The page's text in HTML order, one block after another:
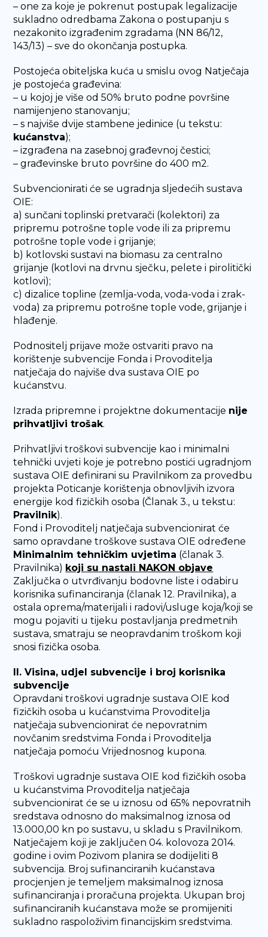
– one za koje je pokrenut postupak legalizacije
sukladno odredbama Zakona o postupanju s
nezakonito izgrađenim zgradama (NN 86/12,
143/13) – sve do okončanja postupka.
Postojeća obiteljska kuća u smislu ovog Natječaja
je postojeća građevina:
– u kojoj je više od 50% bruto podne površine
namijenjeno stanovanju;
– s najviše dvije stambene jedinice (u tekstu:
kućanstva);
– izgrađena na zasebnoj građevnoj čestici;
– građevinske bruto površine do 400 m2.
Subvencionirati će se ugradnja sljedećih sustava
OIE:
a) sunčani toplinski pretvarači (kolektori) za
pripremu potrošne tople vode ili za pripremu
potrošne tople vode i grijanje;
b) kotlovski sustavi na biomasu za centralno
grijanje (kotlovi na drvnu sječku, pelete i pirolitički
kotlovi);
c) dizalice topline (zemlja-voda, voda-voda i zrak-
voda) za pripremu potrošne tople vode, grijanje i
hlađenje.
Podnositelj prijave može ostvariti pravo na
korištenje subvencije Fonda i Provoditelja
natječaja do najviše dva sustava OIE po
kućanstvu.
Izrada pripremne i projektne dokumentacije nije
prihvatljivi trošak.
Prihvatljivi troškovi subvencije kao i minimalni
tehnički uvjeti koje je potrebno postići ugradnjom
sustava OIE definirani su Pravilnikom za provedbu
projekta Poticanje korištenja obnovljivih izvora
energije kod fizičkih osoba (Članak 3., u tekstu:
Pravilnik).
Fond i Provoditelj natječaja subvencionirat će
samo opravdane troškove sustava OIE određene
Minimalnim tehničkim uvjetima (članak 3.
Pravilnika) koji su nastali NAKON objave
Zaključka o utvrđivanju bodovne liste i odabiru
korisnika sufinanciranja (članak 12. Pravilnika), a
ostala oprema/materijali i radovi/usluge koja/koji se
mogu pojaviti u tijeku postavljanja predmetnih
sustava, smatraju se neopravdanim troškom koji
snosi fizička osoba.
II. Visina, udjel subvencije i broj korisnika
subvencije
Opravdani troškovi ugradnje sustava OIE kod
fizičkih osoba u kućanstvima Provoditelja
natječaja subvencionirat će nepovratnim
novčanim sredstvima Fonda i Provoditelja
natječaja pomoću Vrijednosnog kupona.
Troškovi ugradnje sustava OIE kod fizičkih osoba
u kućanstvima Provoditelja natječaja
subvencionirat će se u iznosu od 65% nepovratnih
sredstava odnosno do maksimalnog iznosa od
13.000,00 kn po sustavu, u skladu s Pravilnikom.
Natječajem koji je zaključen 04. kolovoza 2014.
godine i ovim Pozivom planira se dodijeliti 8
subvencija. Broj sufinanciranih kućanstava
procjenjen je temeljem maksimalnog iznosa
sufinanciranja i proračuna projekta. Ukupan broj
sufinanciranih kućanstava može se promijeniti
sukladno raspoloživim financijskim sredstvima.